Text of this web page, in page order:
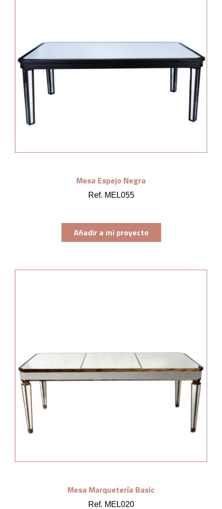
Mesa Espejo Negra
Ref. MEL055
Añadir a mi proyecto
Mesa Marquetería Basic
Ref. MEL020